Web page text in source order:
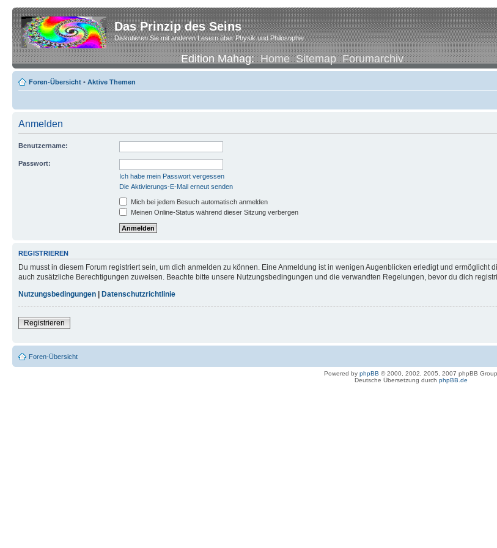
Das Prinzip des Seins
Diskutieren Sie mit anderen Lesern über Physik und Philosophie
Edition Mahag:Home Sitemap Forumarchiv
Foren-Übersicht • Aktive Themen
Anmelden
Benutzername:
Passwort:
Ich habe mein Passwort vergessen
Die Aktivierungs-E-Mail erneut senden
Mich bei jedem Besuch automatisch anmelden
Meinen Online-Status während dieser Sitzung verbergen
REGISTRIEREN
Du musst in diesem Forum registriert sein, um dich anmelden zu können. Eine Anmeldung ist in wenigen Augenblicken erledigt und
auch zusätzliche Berechtigungen zuweisen. Beachte bitte unsere Nutzungsbedingungen und die verwandten Regelungen, bevor du dich
Nutzungsbedingungen
Datenschutzrichtlinie
Registrieren
Foren-Übersicht
Powered by phpBB © 2000, 2002, 2005, 2007 phpBB Group
Deutsche Übersetzung durch phpBB.de